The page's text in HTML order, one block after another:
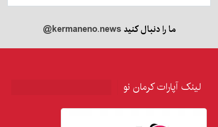
ما را دنبال کنید@kermaneno.news
لینک آپارات کرمان نو